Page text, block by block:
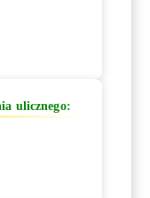
ulicznego: